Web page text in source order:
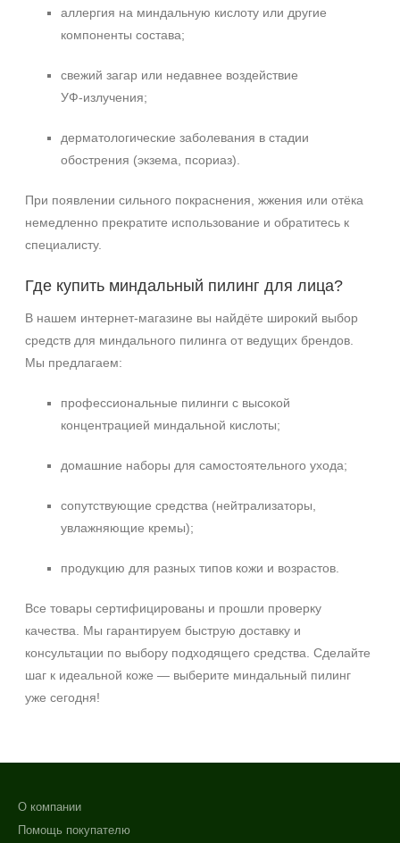
аллергия на миндальную кислоту или другие
компоненты состава;
свежий загар или недавнее воздействие
УФ‑излучения;
дерматологические заболевания в стадии
обострения (экзема, псориаз).
При появлении сильного покраснения, жжения или отёка
немедленно прекратите использование и обратитесь к
специалисту.
Где купить миндальный пилинг для лица?
В нашем интернет‑магазине вы найдёте широкий выбор
средств для миндального пилинга от ведущих брендов.
Мы предлагаем:
профессиональные пилинги с высокой
концентрацией миндальной кислоты;
домашние наборы для самостоятельного ухода;
сопутствующие средства (нейтрализаторы,
увлажняющие кремы);
продукцию для разных типов кожи и возрастов.
Все товары сертифицированы и прошли проверку
качества. Мы гарантируем быструю доставку и
консультации по выбору подходящего средства. Сделайте
шаг к идеальной коже — выберите миндальный пилинг
уже сегодня!
О компании
Помощь покупателю